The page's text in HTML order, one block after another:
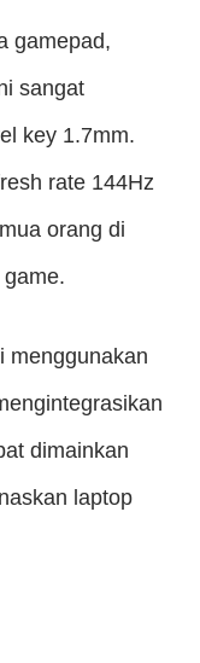
gamepad,
sangat
key 1.7mm.
rate 144Hz
orang di
menggunakan
dimainkan
laptop